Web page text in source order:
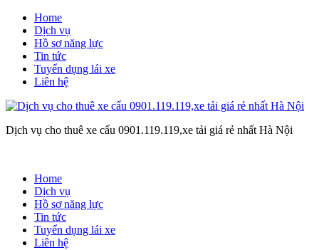
Home
Dịch vụ
Hồ sơ năng lực
Tin tức
Tuyển dụng lái xe
Liên hệ
Dịch vụ cho thuê xe cẩu 0901.119.119,xe tải giá rẻ nhất Hà Nội
Home
Dịch vụ
Hồ sơ năng lực
Tin tức
Tuyển dụng lái xe
Liên hệ